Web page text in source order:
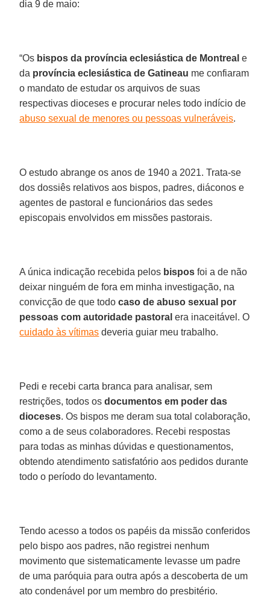
dia 9 de maio:
“Os bispos da província eclesiástica de Montreal e
da província eclesiástica de Gatineau me confiaram
o mandato de estudar os arquivos de suas
respectivas dioceses e procurar neles todo indício de
abuso sexual de menores ou pessoas vulneráveis.
O estudo abrange os anos de 1940 a 2021. Trata-se
dos dossiês relativos aos bispos, padres, diáconos e
agentes de pastoral e funcionários das sedes
episcopais envolvidos em missões pastorais.
A única indicação recebida pelos bispos foi a de não
deixar ninguém de fora em minha investigação, na
convicção de que todocaso de abuso sexual por
pessoas com autoridade pastoral era inaceitável. O
cuidado às vítimas deveria guiar meu trabalho.
Pedi e recebi carta branca para analisar, sem
restrições, todos osdocumentos em poder das
dioceses. Os bispos me deram sua total colaboração,
como a de seus colaboradores. Recebi respostas
para todas as minhas dúvidas e questionamentos,
obtendo atendimento satisfatório aos pedidos durante
todo o período do levantamento.
Tendo acesso a todos os papéis da missão conferidos
pelo bispo aos padres, não registrei nenhum
movimento que sistematicamente levasse um padre
de uma paróquia para outra após a descoberta de um
ato condenável por um membro do presbitério.